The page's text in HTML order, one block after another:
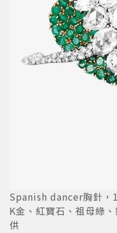
Spanish dancer胸針，
K金、紅寶石、祖母綠
供